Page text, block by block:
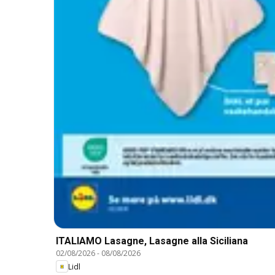
ITALIAMO Lasagne, Lasagne alla Siciliana
02/08/2026- 08/08/2026
Lidl